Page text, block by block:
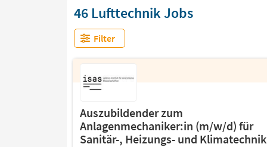
46 Lufttechnik Jobs
Filter
Auszubildender zum
Anlagenmechaniker:in (m/w/d) für
Sanitär-, Heizungs- und Klimatechnik